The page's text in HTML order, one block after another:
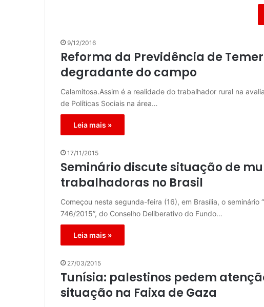
9/12/2016
Reforma da Previdência de
degradante do campo
Calamitosa.Assim é a realidade do trabalhador rural na
de Políticas Sociais na área…
Leia mais »
17/11/2015
Seminário discute situação de
trabalhadoras no Brasil
Começou nesta segunda-feira (16), em Brasília, o seminário
746/2015”, do Conselho Deliberativo do Fundo…
Leia mais »
27/03/2015
Tunísia: palestinos pedem
situação na Faixa de Gaza